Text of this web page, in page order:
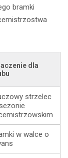
bramki
dla
strzelec
w walce o